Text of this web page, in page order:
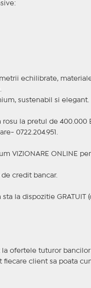
echilibrate,
sustenabil si elegant.
la pretul de 400.000
0722.204.951.
VIZIONARE ONLINE
credit bancar.
la dispozitie GRATUIT
ofertele tuturor
client sa poata